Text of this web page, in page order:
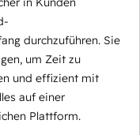
durchzuführen. Sie
um Zeit zu
und effizient mit
auf einer
Plattform.